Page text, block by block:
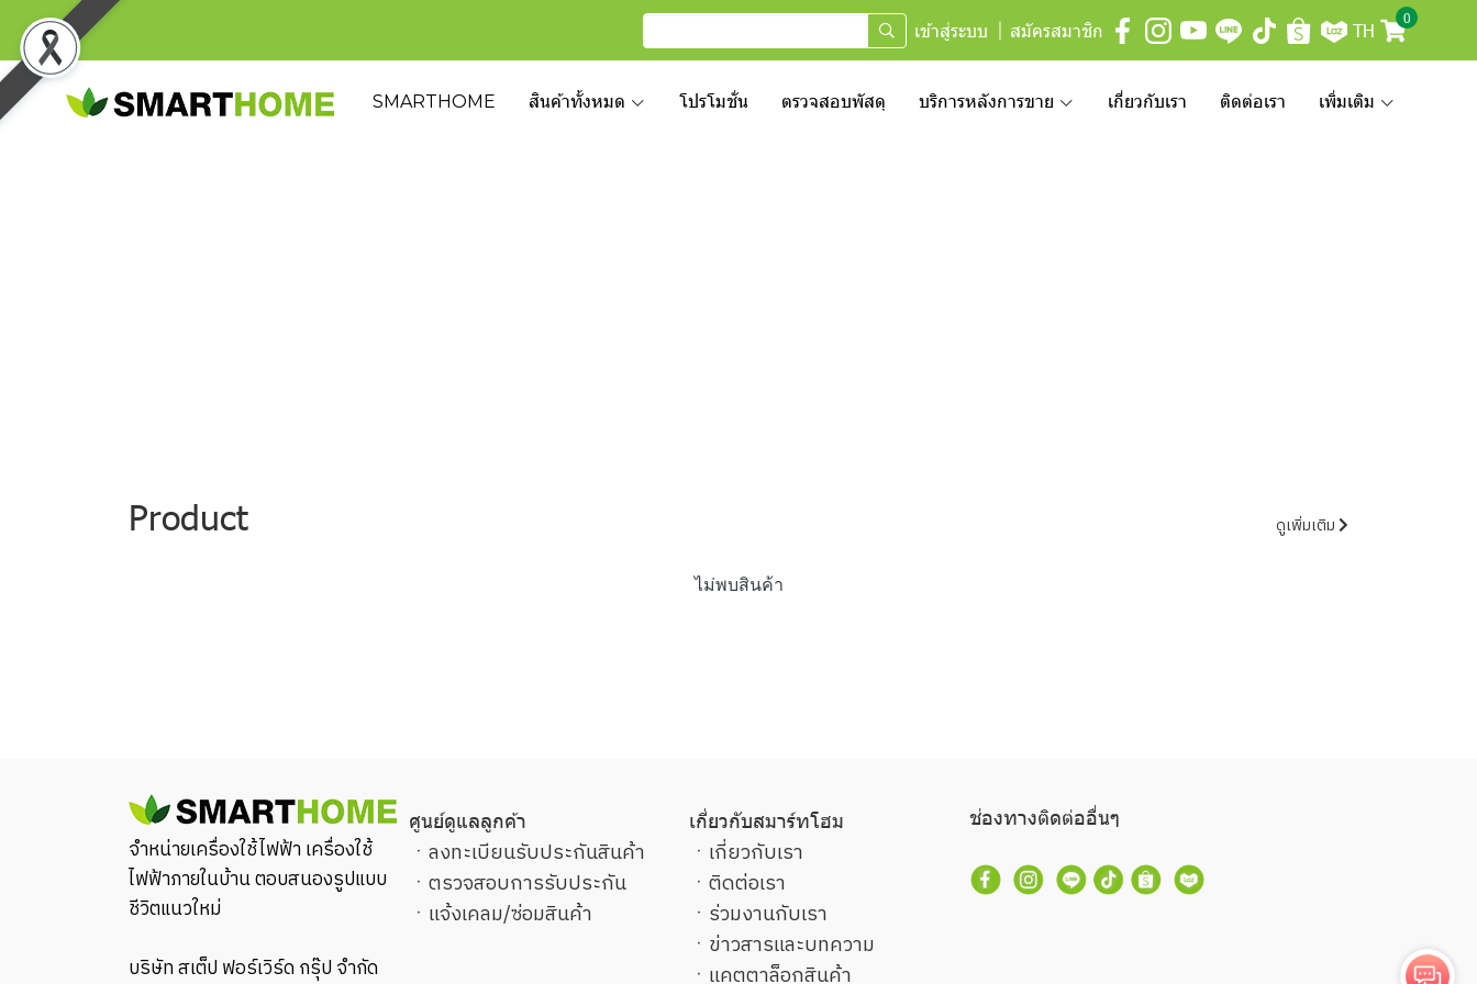
เข้าสู่ระบบ สมัครสมาชิก TH
0
SMARTHOME สินค้าทั้งหมด โปรโมชั่น ตรวจสอบพัสดุ บริการหลังการขาย เกี่ยวกับเรา ติดต่อเรา เพิ่มเติม
Product ดูเพิ่มเติม
ไม่พบสินค้า
จำหน่ายเครื่องใช้ไฟฟ้า เครื่องใช้
ไฟฟ้าภายในบ้าน ตอบสนองรูปแบบ
ชีวิตแนวใหม่
บริษัท สเต็ป ฟอร์เวิร์ด กรุ๊ป จำกัด
ศูนย์ดูแลลูกค้า
ㆍ ลงทะเบียนรับประกันสินค้า
ㆍ ตรวจสอบการรับประกัน
ㆍ แจ้งเคลม/ซ่อมสินค้า
เกี่ยวกับสมาร์ทโฮม
ㆍ เกี่ยวกับเรา
ㆍ ติดต่อเรา
ㆍ ร่วมงานกับเรา
ㆍ ข่าวสารและบทความ
ㆍ แคตตาล็อกสินค้า
ช่องทางติดต่ออื่นๆ